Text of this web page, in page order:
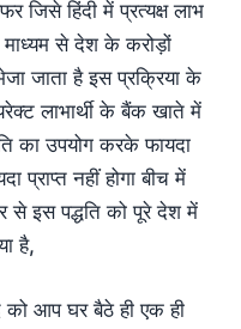
जिसे हिंदी में प्रत्यक्ष लाभ
से देश के करोड़ों
जाता है इस प्रक्रिया के
लाभार्थी के बैंक खाते में
का उपयोग करके फायदा
प्राप्त नहीं होगा बीच में
से इस पद्धति को पूरे देश में
है,
को आप घर बैठे ही एक ही